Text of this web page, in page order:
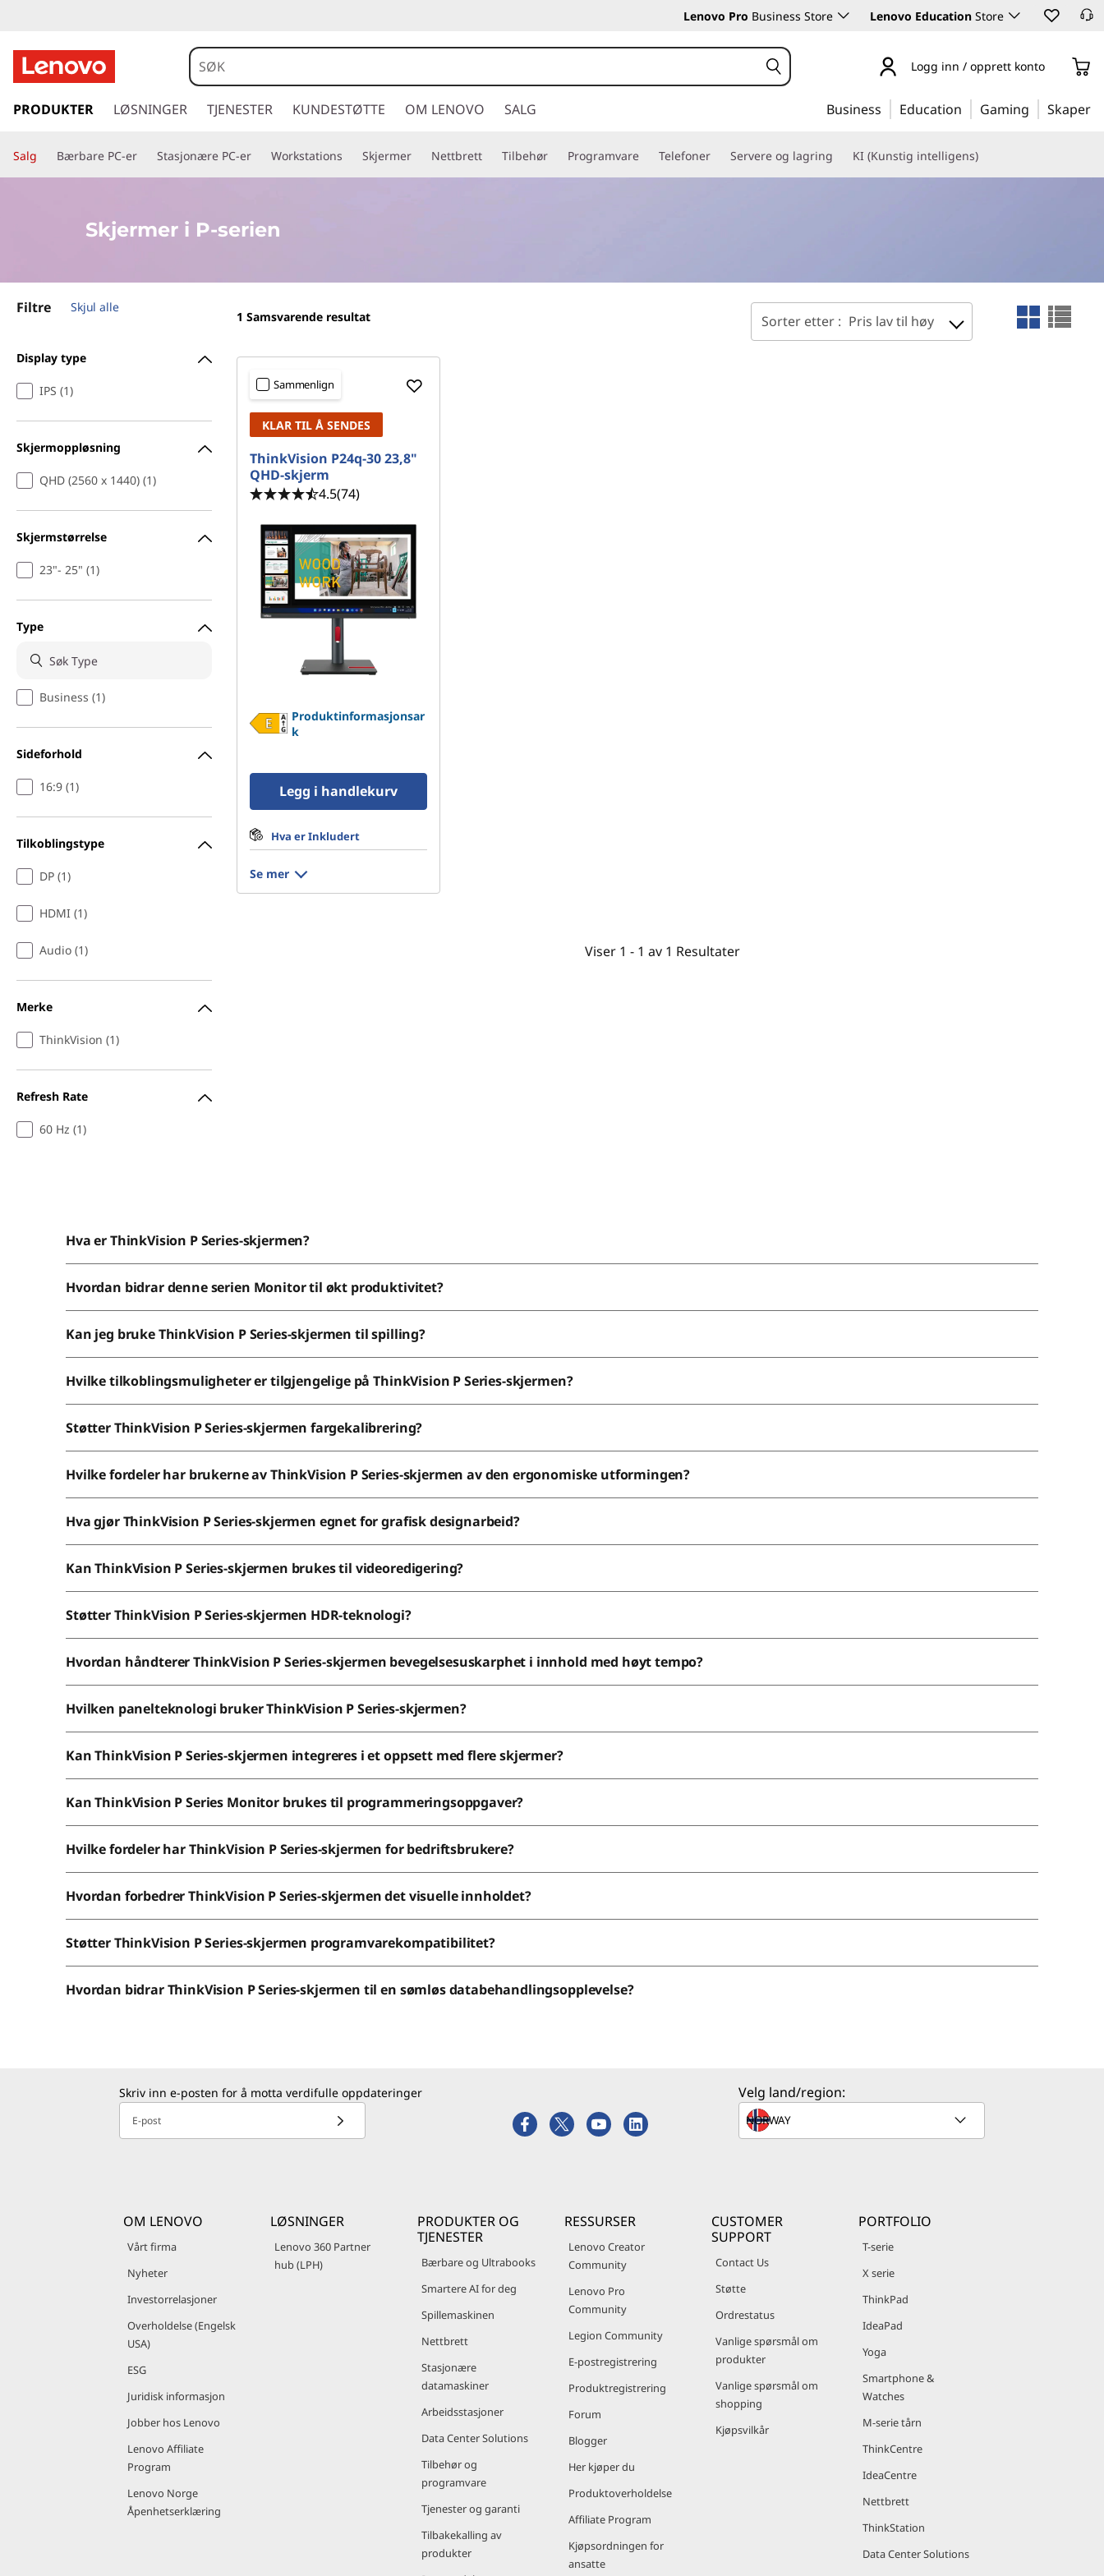
e
n
o
v
Lenovo Pro Business Store Lenovo Education Store
å
l
h
n
d
Logg inn / opprett konto
PRODUKTER LØSNINGER TJENESTER KUNDESTØTTE OM LENOVO SALG Business Education Gaming Skaper
Salg Bærbare PC-er Stasjonære PC-er Workstations Skjermer Nettbrett Tilbehør Programvare Telefoner Servere og lagring KI (Kunstig intelligens)
Skjermer i P-serien
Filtre Skjul alle
Display type
IPS (1)
Skjermoppløsning
QHD (2560 x 1440) (1)
Skjermstørrelse
23"- 25" (1)
Type
Business (1)
Sideforhold
16:9 (1)
Tilkoblingstype
DP (1)
HDMI (1)
Audio (1)
Merke
ThinkVision (1)
Refresh Rate
60 Hz (1)
1 Samsvarende resultat Sorter etter : Pris lav til høy
Sammenlign
KLAR TIL Å SENDES
ThinkVision P24q-30 23,8"
QHD-skjerm
4.5(74)
Produktinformasjonsar
k
Legg i handlekurv
Hva er Inkludert
Se mer
Viser1 - 1 av 1 Resultater
Hva er ThinkVision P Series-skjermen?
Hvordan bidrar denne serien Monitor til økt produktivitet?
Kan jeg bruke ThinkVision P Series-skjermen til spilling?
Hvilke tilkoblingsmuligheter er tilgjengelige på ThinkVision P Series-skjermen?
Støtter ThinkVision P Series-skjermen fargekalibrering?
Hvilke fordeler har brukerne av ThinkVision P Series-skjermen av den ergonomiske utformingen?
Hva gjør ThinkVision P Series-skjermen egnet for grafisk designarbeid?
Kan ThinkVision P Series-skjermen brukes til videoredigering?
Støtter ThinkVision P Series-skjermen HDR-teknologi?
Hvordan håndterer ThinkVision P Series-skjermen bevegelsesuskarphet i innhold med høyt tempo?
Hvilken panelteknologi bruker ThinkVision P Series-skjermen?
Kan ThinkVision P Series-skjermen integreres i et oppsett med flere skjermer?
Kan ThinkVision P Series Monitor brukes til programmeringsoppgaver?
Hvilke fordeler har ThinkVision P Series-skjermen for bedriftsbrukere?
Hvordan forbedrer ThinkVision P Series-skjermen det visuelle innholdet?
Støtter ThinkVision P Series-skjermen programvarekompatibilitet?
Hvordan bidrar ThinkVision P Series-skjermen til en sømløs databehandlingsopplevelse?
Skriv inn e-posten for å motta verdifulle oppdateringer
E-post
Velg land/region:
OM LENOVO
Vårt firma
Nyheter
Investorrelasjoner
Overholdelse (Engelsk
USA)
ESG
Juridisk informasjon
Jobber hos Lenovo
Lenovo Affiliate
Program
Lenovo Norge
Åpenhetserklæring
LØSNINGER
Lenovo 360 Partner
hub (LPH)
PRODUKTER OG
TJENESTER
Bærbare og Ultrabooks
Smartere AI for deg
Spillemaskinen
Nettbrett
Stasjonære
datamaskiner
Arbeidsstasjoner
Data Center Solutions
Tilbehør og
programvare
Tjenester og garanti
Tilbakekalling av
produkter
RESSURSER
Lenovo Creator
Community
Lenovo Pro
Community
Legion Community
E-postregistrering
Produktregistrering
Forum
Blogger
Her kjøper du
Produktoverholdelse
Affiliate Program
Kjøpsordningen for
ansatte
CUSTOMER
SUPPORT
Contact Us
Støtte
Ordrestatus
Vanlige spørsmål om
produkter
Vanlige spørsmål om
shopping
Kjøpsvilkår
PORTFOLIO
T-serie
X serie
ThinkPad
IdeaPad
Yoga
Smartphone &
Watches
M-serie tårn
ThinkCentre
IdeaCentre
Nettbrett
ThinkStation
Data Center Solutions